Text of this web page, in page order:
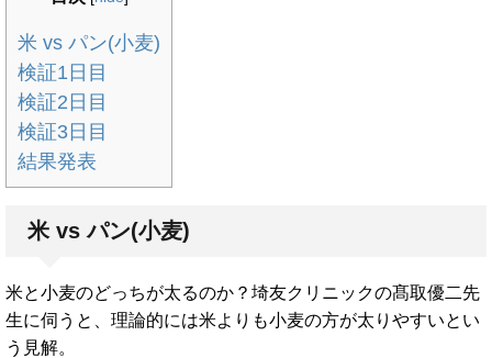
米 vs パン(小麦)
検証1日目
検証2日目
検証3日目
結果発表
米 vs パン(小麦)
米と小麦のどっちが太るのか？埼友クリニックの髙取優二先
生に伺うと、理論的には米よりも小麦の方が太りやすいとい
う見解。